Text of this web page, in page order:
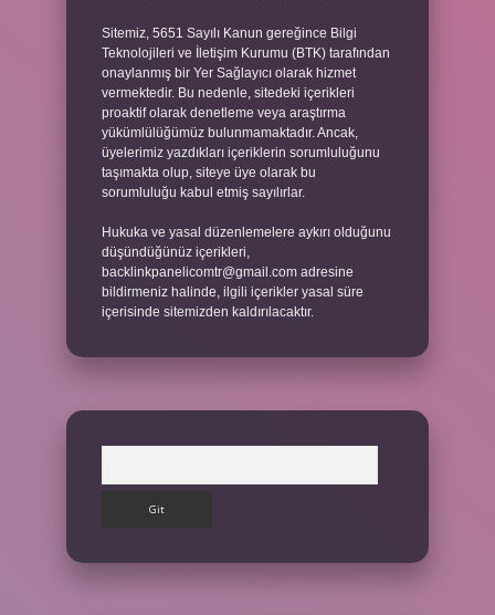
Sitemiz, 5651 Sayılı Kanun gereğince Bilgi
Teknolojileri ve İletişim Kurumu (BTK) tarafından
onaylanmış bir Yer Sağlayıcı olarak hizmet
vermektedir. Bu nedenle, sitedeki içerikleri
proaktif olarak denetleme veya araştırma
yükümlülüğümüz bulunmamaktadır. Ancak,
üyelerimiz yazdıkları içeriklerin sorumluluğunu
taşımakta olup, siteye üye olarak bu
sorumluluğu kabul etmiş sayılırlar.
Hukuka ve yasal düzenlemelere aykırı olduğunu
düşündüğünüz içerikleri,
backlinkpanelicomtr@gmail.com adresine
bildirmeniz halinde, ilgili içerikler yasal süre
içerisinde sitemizden kaldırılacaktır.